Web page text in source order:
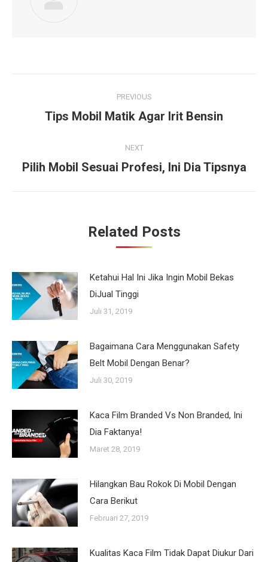
navigation
PREVIOUS
Previous
Tips Mobil Matik Agar Irit Bensin
NEXT
Next
Pilih Mobil Sesuai Profesi, Ini Dia Tipsnya
Related Posts
Ketahui Hal Ini Jika Ingin Mobil Bekas
DiJual Tinggi
Juli 31, 2019
Bagaimana Cara Menggunakan Safety
Belt Mobil Dengan Benar?
Juli 30, 2019
Kaca Film Branded Vs Non Branded, Ini
Dia Faktanya!
Maret 28, 2019
Hilangkan Bau Rokok Di Mobil Dengan
Cara Berikut
Februari 27, 2019
Kualitas Kaca Film Tidak Dapat Diukur Dari